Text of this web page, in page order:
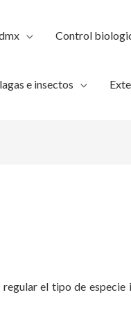
Control
e insectos
el tipo de